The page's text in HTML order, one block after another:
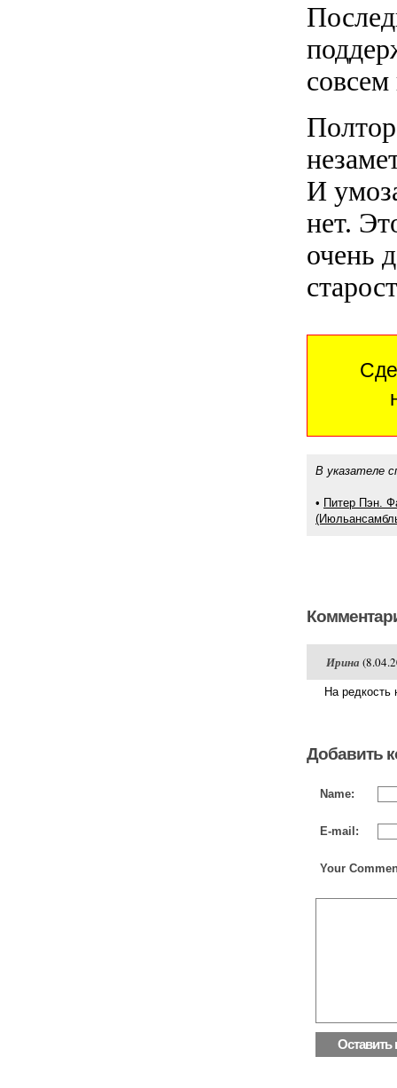
И
нет.
очень
В указателе
• Питер Пэн.
Ирина
На редкость
Добавить
Name:
E-mail:
Your